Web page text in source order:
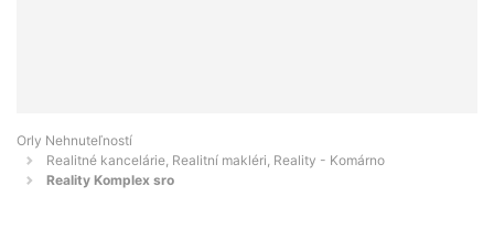
Orly Nehnuteľností
Realitné kancelárie, Realitní makléri, Reality - Komárno
Reality Komplex sro